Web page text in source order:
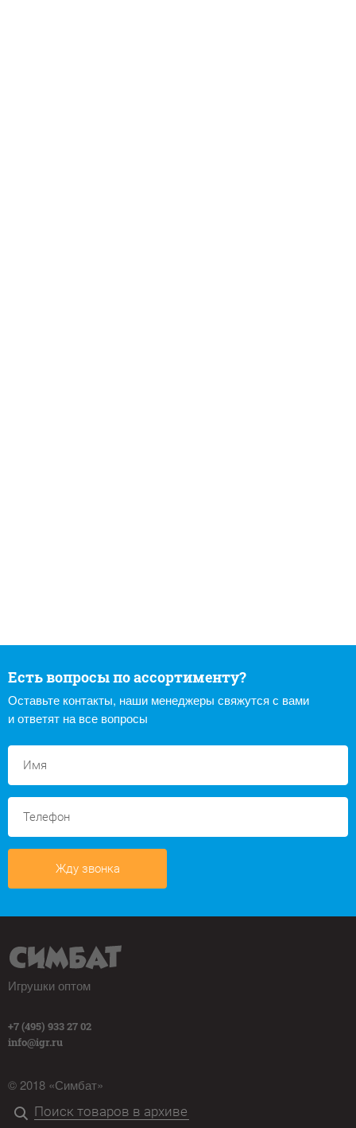
Есть вопросы по ассортименту?
Оставьте контакты, наши менеджеры свяжутся с вами
и ответят на все вопросы
Жду звонка
Игрушки оптом
+7 (495) 933 27 02
info@igr.ru
© 2018 «Симбат»